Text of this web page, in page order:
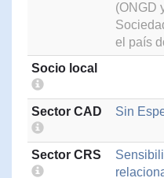
(ONGD
el país
Socio local
Sector CAD Sin
Sector CRS